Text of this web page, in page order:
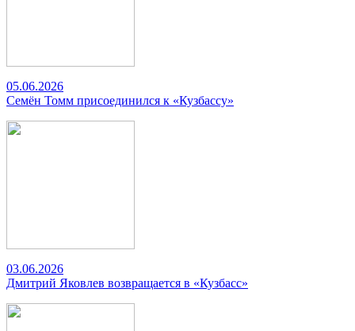
05.06.2026
Семён Томм присоединился к «Кузбассу»
03.06.2026
Дмитрий Яковлев возвращается в «Кузбасс»